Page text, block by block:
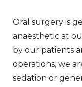
Oral surgery is
anaesthetic at
by our patients
operations, we
sedation or